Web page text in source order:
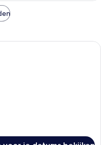
hotelkamer met een bed, een